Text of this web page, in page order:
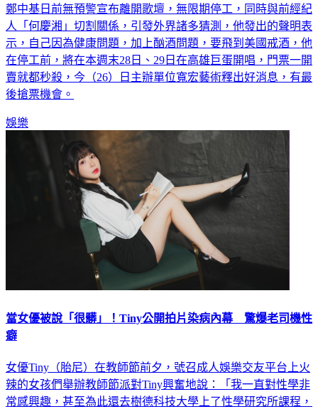
鄭中基日前無預警宣布離開歌壇，無限期停工，同時與前經紀
人「何慶湘」切割關係，引發外界諸多猜測，他發出的聲明表
示，自己因為健康問題，加上酗酒問題，要飛到美國戒酒，他
在停工前，將在本週末28日、29日在高雄巨蛋開唱，門票一開
賣就都秒殺，今（26）日主辦單位寬宏藝術釋出好消息，有最
後搶票機會。
娛樂
當女優被說「很髒」！Tiny公開拍片染病內幕 驚爆老司機性
癖
女優Tiny（胎尼）在教師節前夕，號召成人娛樂交友平台上火
辣的女孩們舉辦教師節派對Tiny興奮地說：「我一直對性學非
常感興趣，甚至為此還去樹德科技大學上了性學研究所課程，